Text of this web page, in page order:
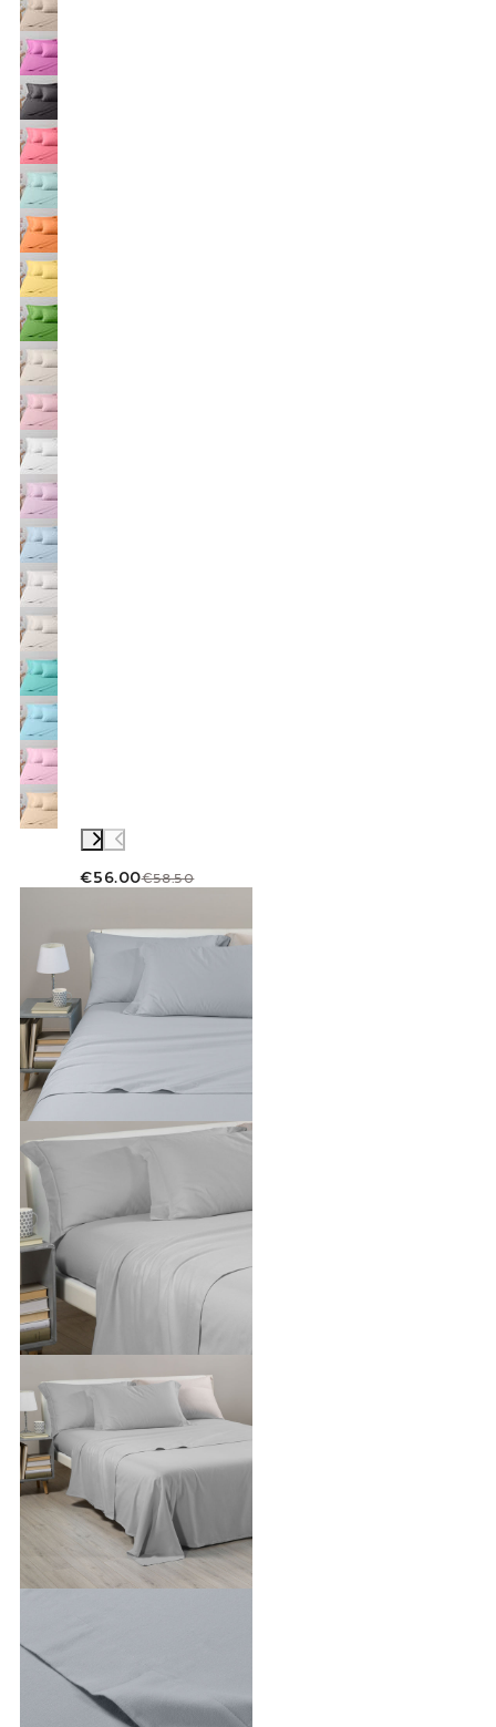
€56.00€58.50